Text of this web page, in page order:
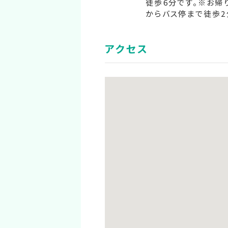
徒歩6分です。※お帰
からバス停まで徒歩2
アクセス